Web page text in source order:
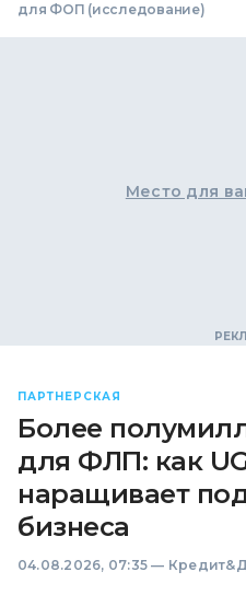
для ФОП (исследование)
Место для
ПАРТНЕРСКАЯ
Более
для ФЛП: как
наращивает
бизнеса
04.08.2026, 07:35 —